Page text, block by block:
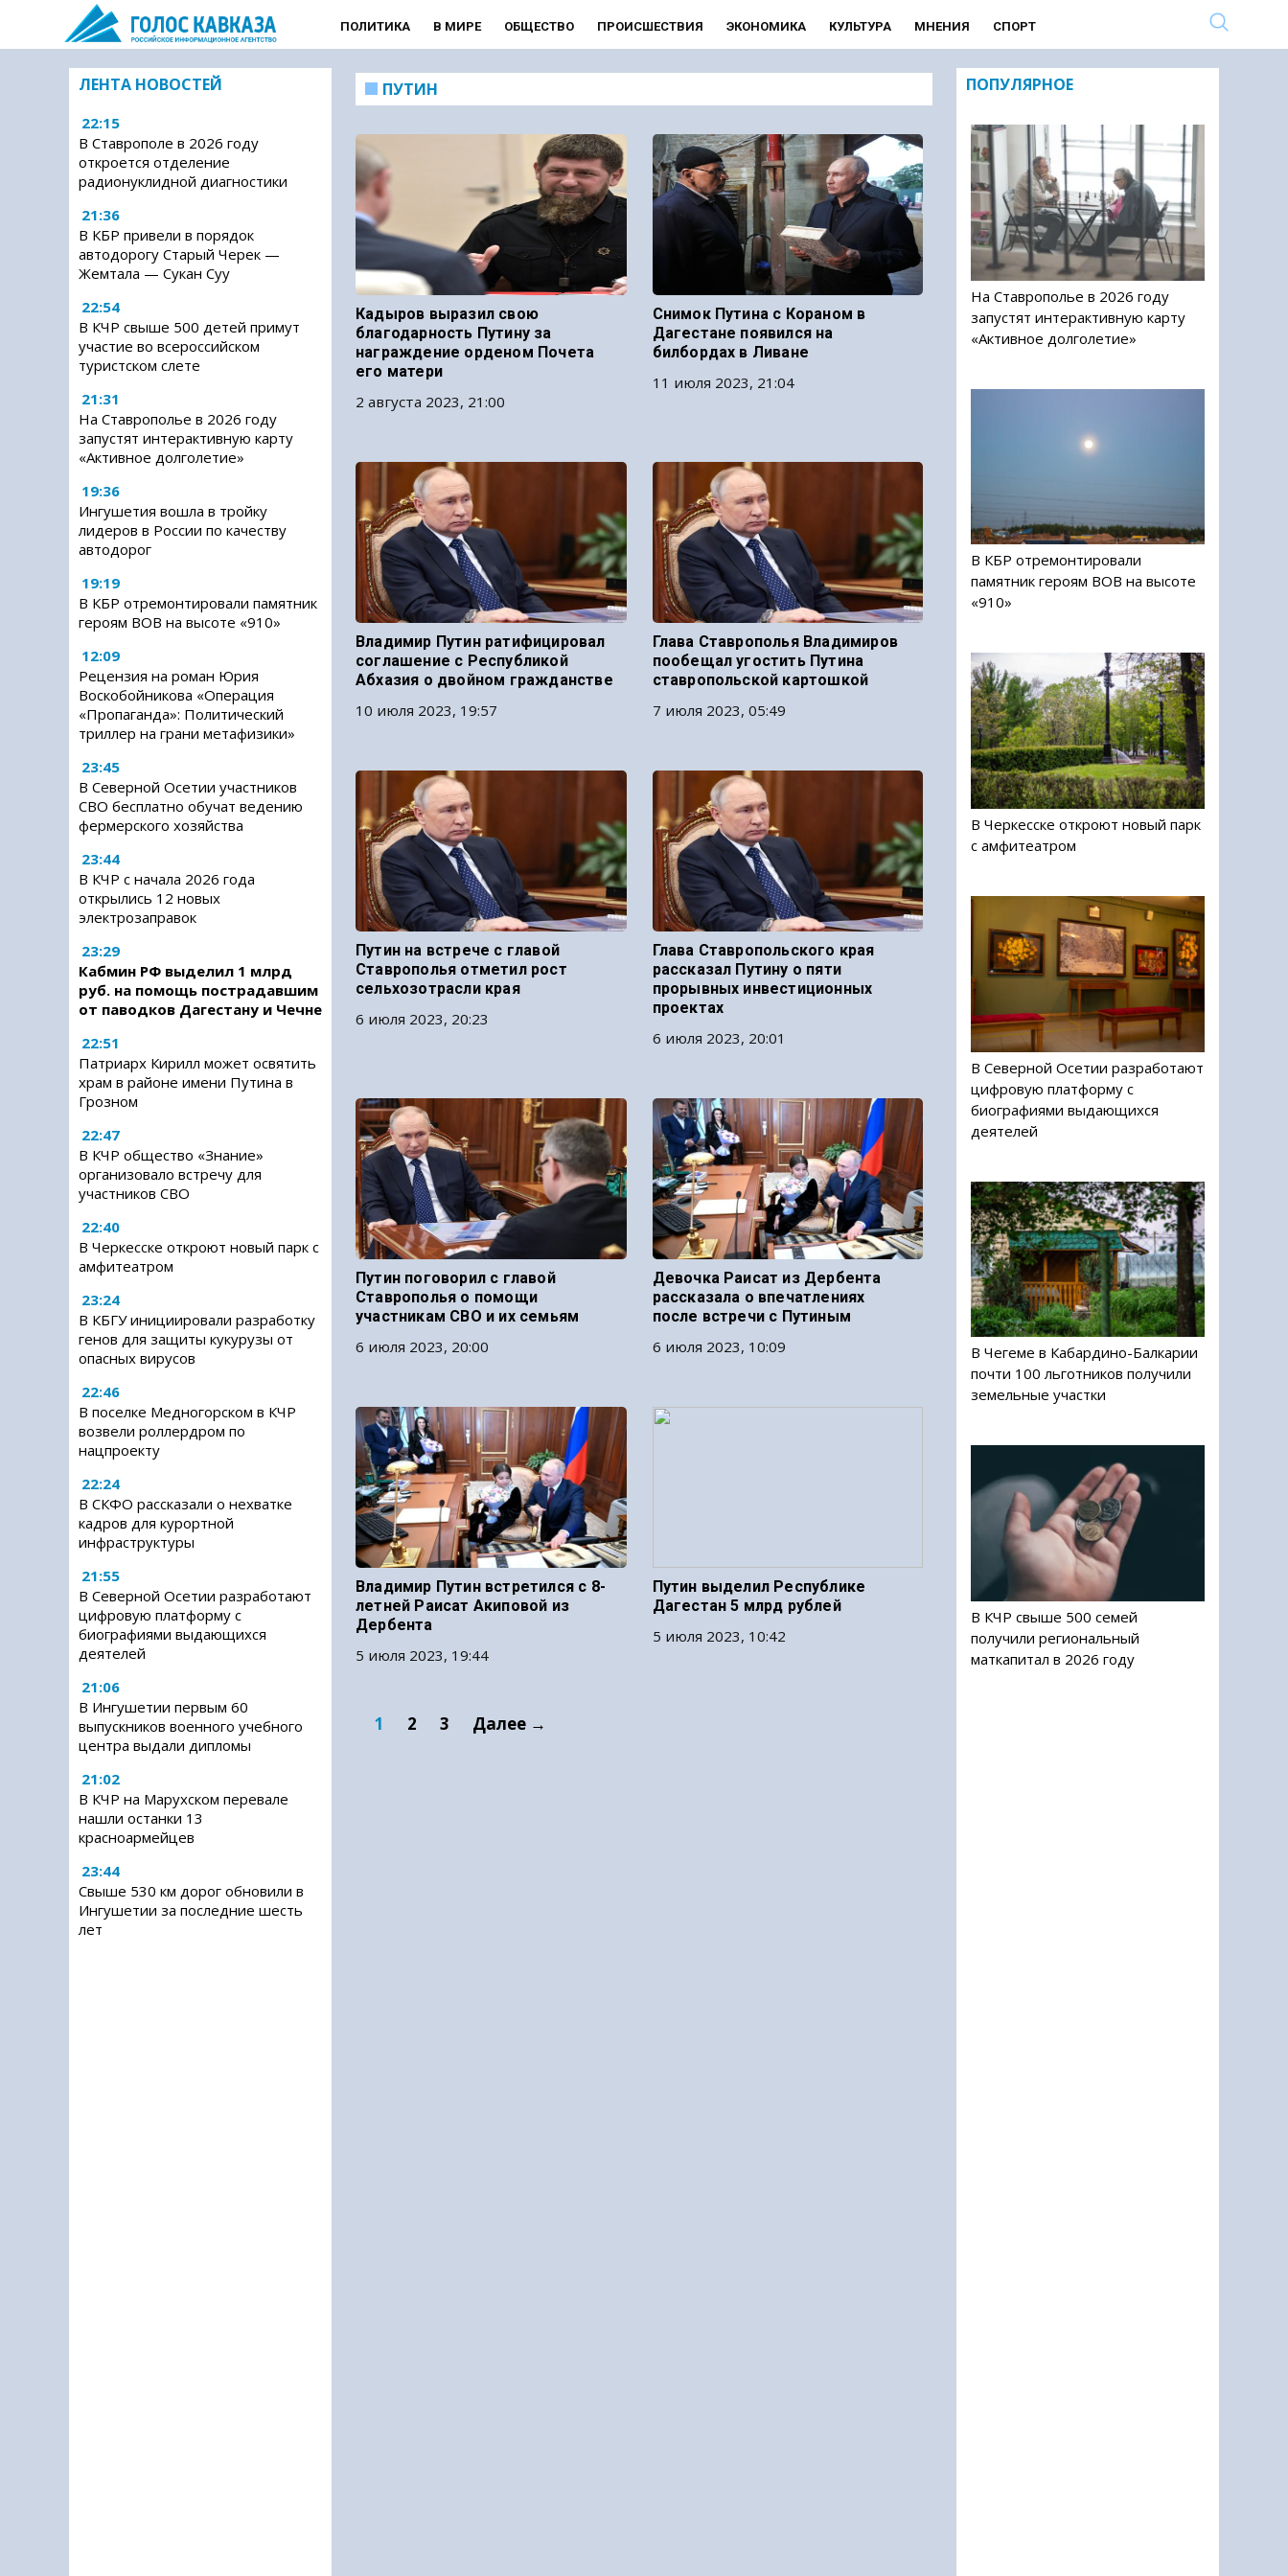
ПОЛИТИКА В МИРЕ ОБЩЕСТВО ПРОИСШЕСТВИЯ ЭКОНОМИКА КУЛЬТУРА МНЕНИЯ СПОРТ
ЛЕНТА НОВОСТЕЙ
22:15
В Ставрополе в 2026 году
откроется отделение
радионуклидной диагностики
21:36
В КБР привели в порядок
автодорогу Старый Черек —
Жемтала — Сукан Суу
22:54
В КЧР свыше 500 детей примут
участие во всероссийском
туристском слете
21:31
На Ставрополье в 2026 году
запустят интерактивную карту
«Активное долголетие»
19:36
Ингушетия вошла в тройку
лидеров в России по качеству
автодорог
19:19
В КБР отремонтировали памятник
героям ВОВ на высоте «910»
12:09
Рецензия на роман Юрия
Воскобойникова «Операция
«Пропаганда»: Политический
триллер на грани метафизики»
23:45
В Северной Осетии участников
СВО бесплатно обучат ведению
фермерского хозяйства
23:44
В КЧР с начала 2026 года
открылись 12 новых
электрозаправок
23:29
Кабмин РФ выделил 1 млрд
руб. на помощь пострадавшим
от паводков Дагестану и Чечне
22:51
Патриарх Кирилл может освятить
храм в районе имени Путина в
Грозном
22:47
В КЧР общество «Знание»
организовало встречу для
участников СВО
22:40
В Черкесске откроют новый парк с
амфитеатром
23:24
В КБГУ инициировали разработку
генов для защиты кукурузы от
опасных вирусов
22:46
В поселке Медногорском в КЧР
возвели роллердром по
нацпроекту
22:24
В СКФО рассказали о нехватке
кадров для курортной
инфраструктуры
21:55
В Северной Осетии разработают
цифровую платформу с
биографиями выдающихся
деятелей
21:06
В Ингушетии первым 60
выпускников военного учебного
центра выдали дипломы
21:02
В КЧР на Марухском перевале
нашли останки 13
красноармейцев
23:44
Свыше 530 км дорог обновили в
Ингушетии за последние шесть
лет
ПУТИН
Кадыров выразил свою
благодарность Путину за
награждение орденом Почета
его матери
2 августа 2023, 21:00
Снимок Путина с Кораном в
Дагестане появился на
билбордах в Ливане
11 июля 2023, 21:04
Владимир Путин ратифицировал
соглашение с Республикой
Абхазия о двойном гражданстве
10 июля 2023, 19:57
Глава Ставрополья Владимиров
пообещал угостить Путина
ставропольской картошкой
7 июля 2023, 05:49
Путин на встрече с главой
Ставрополья отметил рост
сельхозотрасли края
6 июля 2023, 20:23
Глава Ставропольского края
рассказал Путину о пяти
прорывных инвестиционных
проектах
6 июля 2023, 20:01
Путин поговорил с главой
Ставрополья о помощи
участникам СВО и их семьям
6 июля 2023, 20:00
Девочка Раисат из Дербента
рассказала о впечатлениях
после встречи с Путиным
6 июля 2023, 10:09
Владимир Путин встретился с 8-
летней Раисат Акиповой из
Дербента
5 июля 2023, 19:44
Путин выделил Республике
Дагестан 5 млрд рублей
5 июля 2023, 10:42
1 2 3 Далее →
ПОПУЛЯРНОЕ
На Ставрополье в 2026 году
запустят интерактивную карту
«Активное долголетие»
В КБР отремонтировали
памятник героям ВОВ на высоте
«910»
В Черкесске откроют новый парк
с амфитеатром
В Северной Осетии разработают
цифровую платформу с
биографиями выдающихся
деятелей
В Чегеме в Кабардино-Балкарии
почти 100 льготников получили
земельные участки
В КЧР свыше 500 семей
получили региональный
маткапитал в 2026 году